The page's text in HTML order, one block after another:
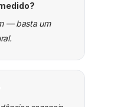
— basta um